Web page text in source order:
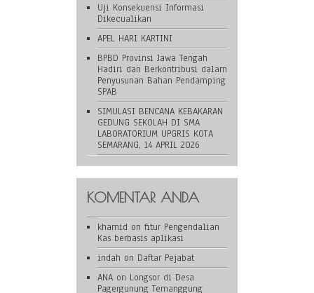
Uji Konsekuensi Informasi
Dikecualikan
APEL HARI KARTINI
BPBD Provinsi Jawa Tengah
Hadiri dan Berkontribusi dalam
Penyusunan Bahan Pendamping
SPAB
SIMULASI BENCANA KEBAKARAN
GEDUNG SEKOLAH DI SMA
LABORATORIUM UPGRIS KOTA
SEMARANG, 14 APRIL 2026
KOMENTAR ANDA
khamid on fitur Pengendalian
Kas berbasis aplikasi
indah on Daftar Pejabat
ANA on Longsor di Desa
Pagergunung Temanggung